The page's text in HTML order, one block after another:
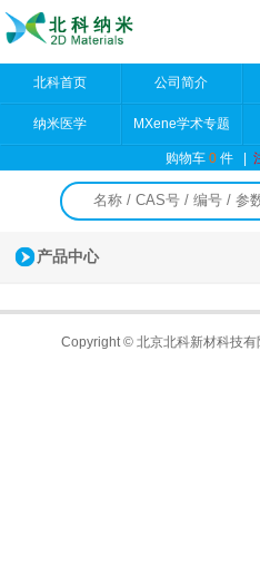
北科首页 公司简介
纳米医学 MXene学术专题
购物车0件 |
产品中心
Copyright © 北京北科新材科技有